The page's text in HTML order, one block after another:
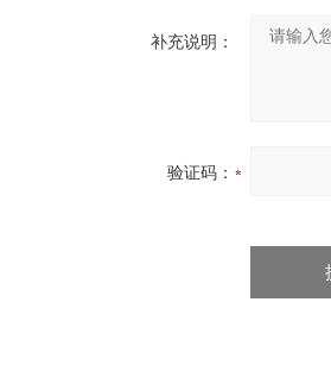
补充说明：
验证码：